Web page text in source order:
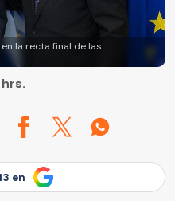
la recta final de las
en